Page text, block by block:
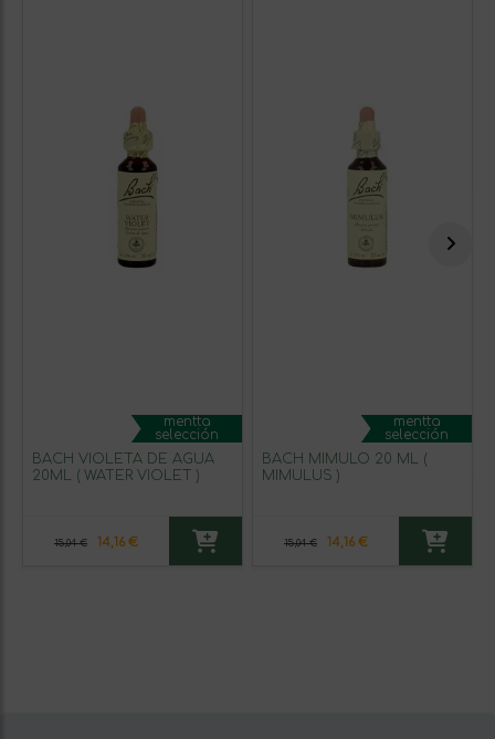
mentta
selección
BACH VIOLETA DE AGUA
20ML ( WATER VIOLET )
15,04 € 14,16 €
mentta
selección
BACH MIMULO 20 ML (
MIMULUS )
15,04 € 14,16 €